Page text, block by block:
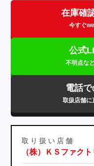
在庫確
今すぐ
公式
不明点な
電話
取扱店舗に
取 り 扱 い 店 舗
（株）ＫＳファク